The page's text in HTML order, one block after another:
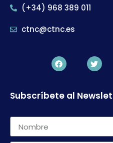
(+34) 968 389 011
ctnc@ctnc.es
Subscríbete al